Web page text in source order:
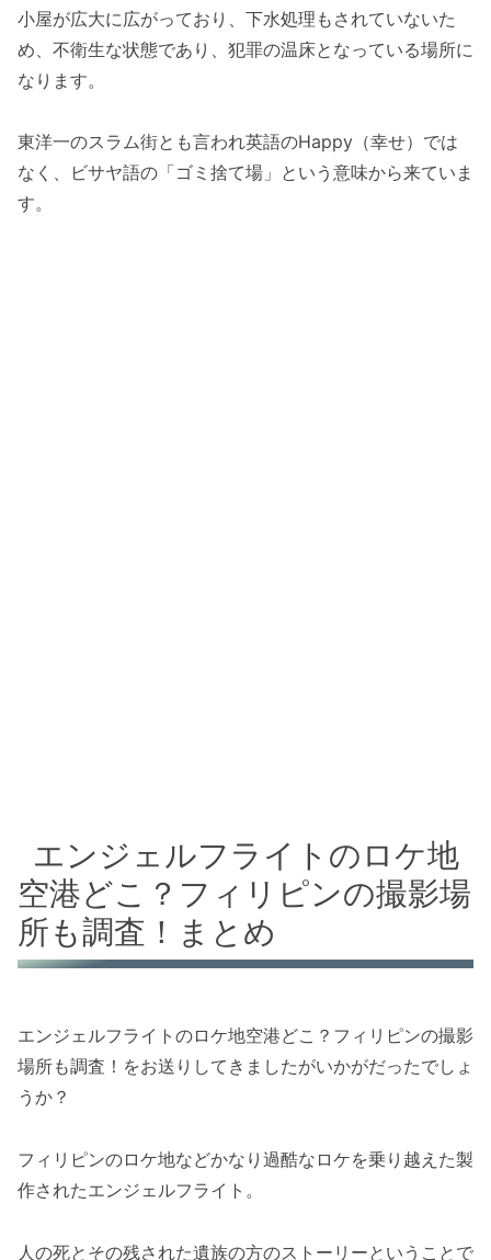
小屋が広大に広がっており、下水処理もされていないた
め、不衛生な状態であり、犯罪の温床となっている場所に
なります。
東洋一のスラム街とも言われ英語のHappy（幸せ）では
なく、ビサヤ語の「ゴミ捨て場」という意味から来ていま
す。
エンジェルフライトのロケ地
空港どこ？フィリピンの撮影場
所も調査！まとめ
エンジェルフライトのロケ地空港どこ？フィリピンの撮影
場所も調査！をお送りしてきましたがいかがだったでしょ
うか？
フィリピンのロケ地などかなり過酷なロケを乗り越えた製
作されたエンジェルフライト。
人の死とその残された遺族の方のストーリーということで